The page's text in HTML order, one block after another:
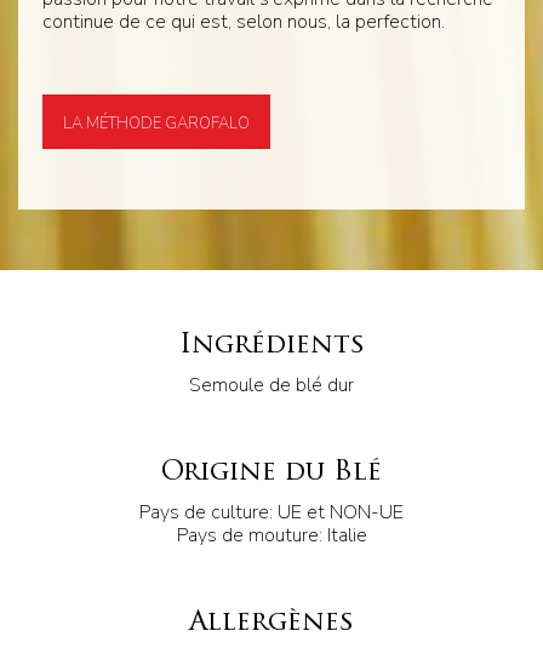
continue de ce qui est, selon nous, la perfection.
LA MÉTHODE GAROFALO
Ingrédients
Semoule de blé dur
Origine du Blé
Pays de culture: UE et NON-UE
Pays de mouture: Italie
Allergènes